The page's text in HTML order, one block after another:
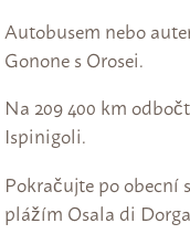
Autobusem nebo
Gonone s Orosei.
Na 209 400 km
Ispinigoli.
Pokračujte po obecní
plážím Osala di